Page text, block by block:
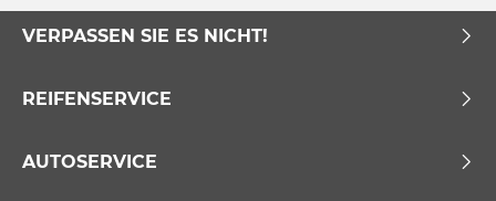
VERPASSEN SIE ES NICHT!
REIFENSERVICE
AUTOSERVICE